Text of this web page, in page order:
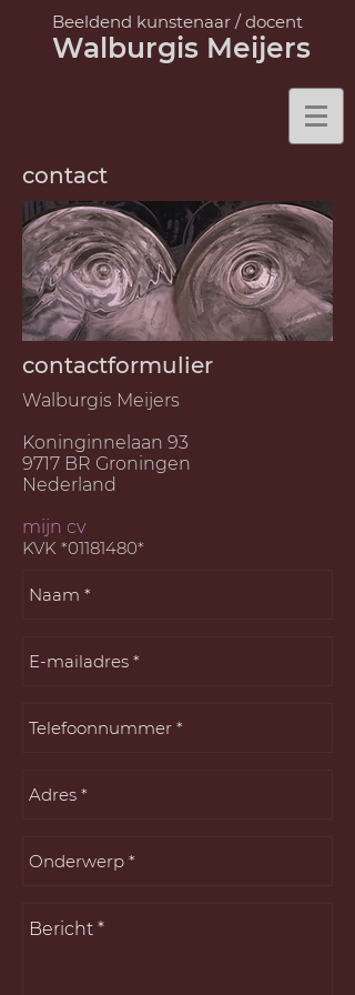
Beeldend kunstenaar /docent
Walburgis Meijers
contact
contactformulier
Walburgis Meijers
Koninginnelaan 93
9717 BR Groningen
Nederland
mijn cv
KVK *01181480*